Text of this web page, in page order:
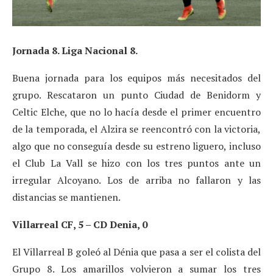
Jornada 8. Liga Nacional 8.
Buena jornada para los equipos más necesitados del
grupo. Rescataron un punto Ciudad de Benidorm y
Celtic Elche, que no lo hacía desde el primer encuentro
de la temporada, el Alzira se reencontró con la victoria,
algo que no conseguía desde su estreno liguero, incluso
el Club La Vall se hizo con los tres puntos ante un
irregular Alcoyano. Los de arriba no fallaron y las
distancias se mantienen.
Villarreal CF, 5 – CD Denia, 0
El Villarreal B goleó al Dénia que pasa a ser el colista del
Grupo 8. Los amarillos volvieron a sumar los tres